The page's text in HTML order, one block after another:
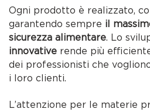
Ogni prodotto è realizzato,
garantendo sempre il
sicurezza alimentare. Lo
innovative rende più
dei professionisti che
i loro clienti.
L’attenzione per le materie